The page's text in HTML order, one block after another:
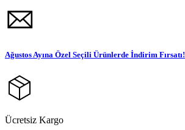
Ağustos Ayına Özel Seçili Ürünlerde İndirim Fırsatı!
Ücretsiz Kargo